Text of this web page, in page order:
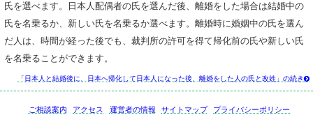
氏を選べます。日本人配偶者の氏を選んだ後、離婚をした場合は結婚中の
氏を名乗るか、新しい氏を名乗るか選べます。離婚時に婚姻中の氏を選ん
だ人は、時間が経った後でも、裁判所の許可を得て帰化前の氏や新しい氏
を名乗ることができます。
「日本人と結婚後に、日本へ帰化して日本人になった後、離婚をした人の氏と改姓」の続き
ご相談案内 アクセス 運営者の情報 サイトマップ プライバシーポリシー